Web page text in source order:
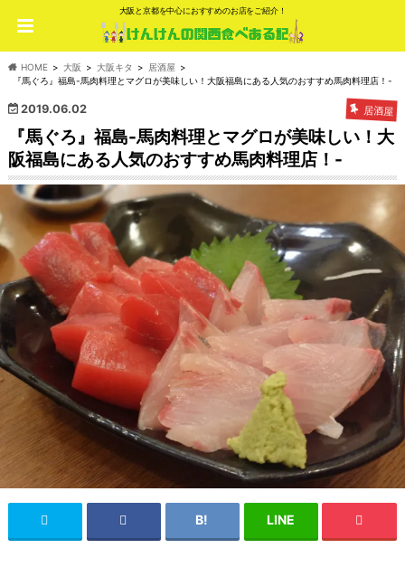
大阪と京都を中心におすすめのお店をご紹介！
HOME 大阪 大阪キタ
居酒屋
『馬ぐろ』福島-馬肉料理とマグロが美味しい！大阪福島にある人気のおすすめ馬肉料理店！-
2019.06.02 居酒屋
『馬ぐろ』福島-馬肉料理とマグロが美味しい！大
阪福島にある人気のおすすめ馬肉料理店！-